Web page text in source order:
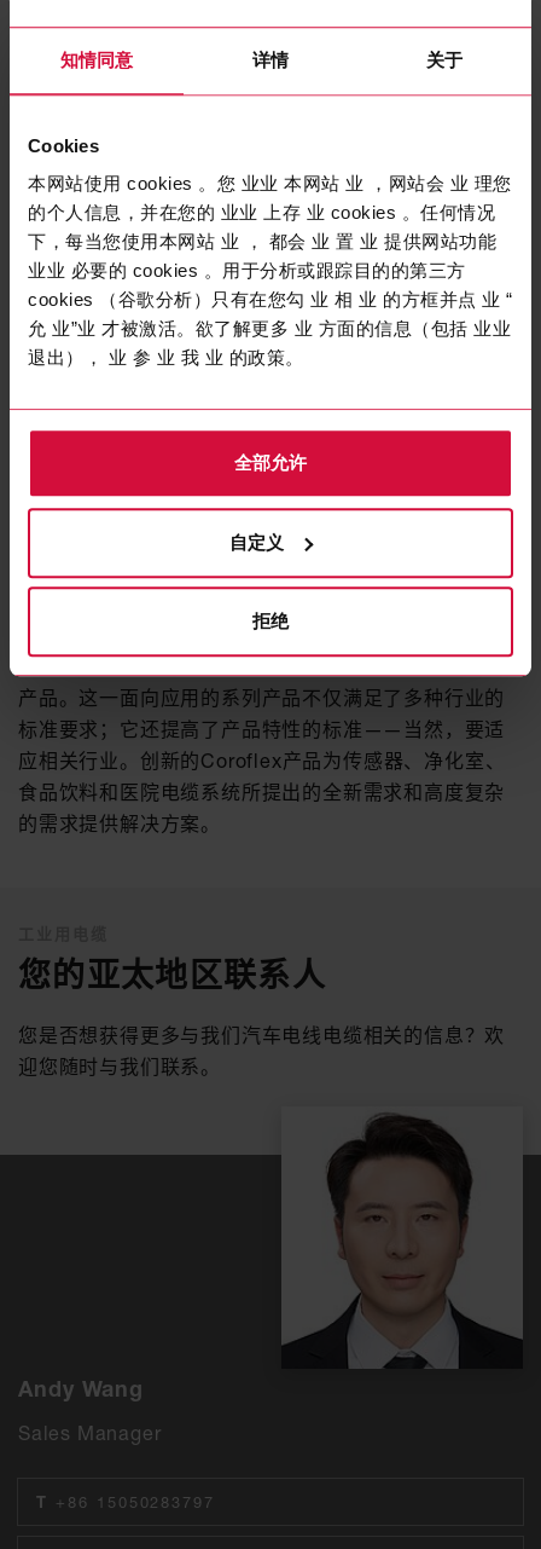
知情同意 详情 关于
Cookies
本网站使用 cookies 。您 业业 本网站 业 ，网站会 业 理您
的个人信息，并在您的 业业 上存 业 cookies 。任何情况
下，每当您使用本网站 业 ， 都会 业 置 业 提供网站功能
业业 必要的 cookies 。用于分析或跟踪目的的第三方
cookies （谷歌分析）只有在您勾 业 相 业 的方框并点 业 “
允 业”业 才被激活。欲了解更多 业 方面的信息（包括 业业
退出）， 业 参 业 我 业 的政策。
全部允许
自定义
拒绝
工业电缆
COROFLEX SENSOR 5090 -
LiYBCY
具有出色EMC保护的连接电缆， 适用于自动化技术零部件
加载更多
新一代的传感器和控制器电线
优质电线电缆的技术领先的开发商和制造商，我们已经
产品。这一面向应用的系列产品不仅满足了多种行业的
标准要求；它还提高了产品特性的标准——当然，要适
应相关行业。创新的Coroflex产品为传感器、净化室、
食品饮料和医院电缆系统所提出的全新需求和高度复杂
的需求提供解决方案。
您的亚太地区联系人
您是否想获得更多与我们汽车电线电缆相关的信息？欢
迎您随时与我们联系。
Andy Wang
Sales Manager
T +86 15050283797